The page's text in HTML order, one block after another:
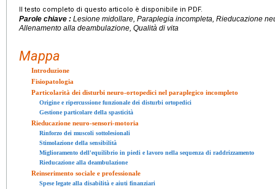
Il testo completo di questo articolo è disponibile in PDF.
Parole chiave : Lesione midollare, Paraplegia incompleta, Rieducazione
Allenamento alla deambulazione, Qualità di vita
Mappa
Introduzione
Fisiopatologia
Particolarità dei disturbi neuro-ortopedici nel paraplegico incompleto
Origine e ripercussione funzionale dei disturbi ortopedici
Gestione particolare della spasticità
Rieducazione neuro-sensori-motoria
Rinforzo dei muscoli sottolesionali
Stimolazione della sensibilità
Miglioramento dell'equilibrio in piedi e lavoro nella sequenza di raddrizzamento
Rieducazione alla deambulazione
Reinserimento sociale e professionale
Spese legate alla disabilità e aiuti finanziari